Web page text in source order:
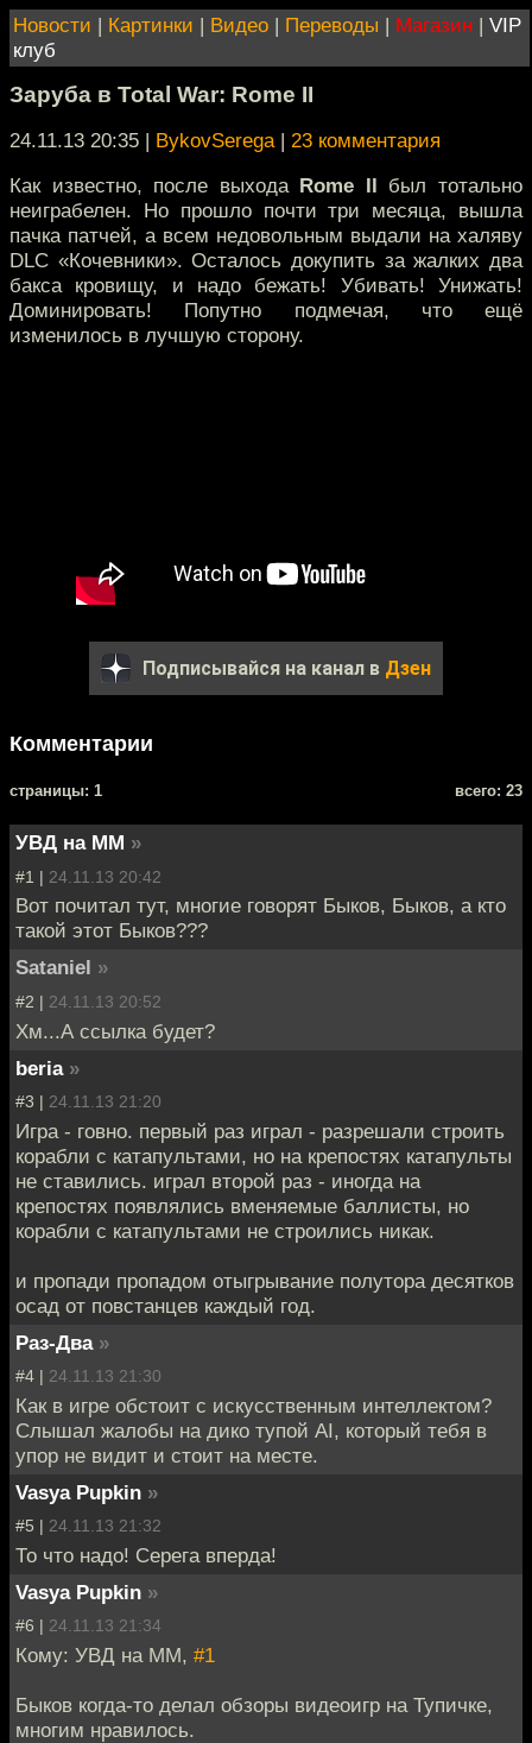
Новости | Картинки | Видео | Переводы | Магазин | VIP
клуб
Заруба в Total War: Rome II
24.11.13 20:35 | BykovSerega| 23 комментария
Как известно, после выхода Rome II был тотально
неиграбелен. Но прошло почти три месяца, вышла
пачка патчей, а всем недовольным выдали на халяву
DLC «Кочевники». Осталось докупить за жалких два
бакса кровищу, и надо бежать! Убивать! Унижать!
Доминировать! Попутно подмечая, что ещё
изменилось в лучшую сторону.
Подписывайся на канал в Дзен
Комментарии
cтраницы: 1 всего: 23
УВД на ММ »
#1 | 24.11.13 20:42
Вот почитал тут, многие говорят Быков, Быков, а кто
такой этот Быков???
Sataniel »
#2 | 24.11.13 20:52
Хм...А ссылка будет?
beria »
#3 | 24.11.13 21:20
Игра - говно. первый раз играл - разрешали строить
корабли с катапультами, но на крепостях катапульты
не ставились. играл второй раз - иногда на
крепостях появлялись вменяемые баллисты, но
корабли с катапультами не строились никак.
и пропади пропадом отыгрывание полутора десятков
осад от повстанцев каждый год.
Раз-Два »
#4 | 24.11.13 21:30
Как в игре обстоит с искусственным интеллектом?
Слышал жалобы на дико тупой AI, который тебя в
упор не видит и стоит на месте.
Vasya Pupkin »
#5 | 24.11.13 21:32
То что надо! Серега вперда!
Vasya Pupkin »
#6 | 24.11.13 21:34
Кому: УВД на ММ, #1
Быков когда-то делал обзоры видеоигр на Тупичке,
многим нравилось.